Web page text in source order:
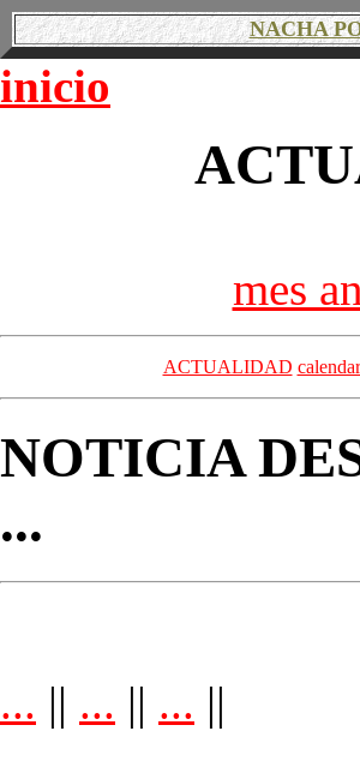
NACHA
inicio
mes
ACTUALIDAD
NOTICIA
...
... || ... || ... ||